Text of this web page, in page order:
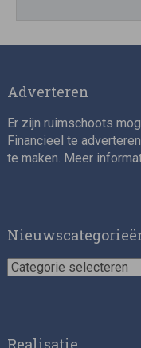
Adverteren
Er zijn ruimschoots
Financieel te
te maken. Meer
Nieuwscategorieën
Realisatie